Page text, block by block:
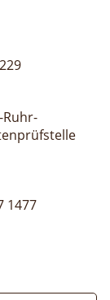
Ruhr-
1477